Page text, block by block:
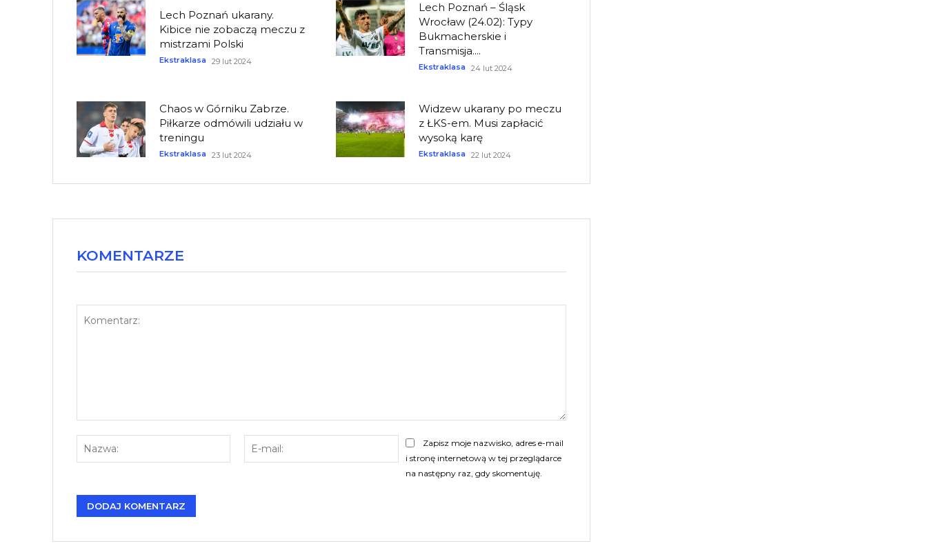
Lech Poznań ukarany.
Kibice nie zobaczą meczu z
mistrzami Polski
Ekstraklasa 29 lut 2024
Lech Poznań – Śląsk
Wrocław (24.02): Typy
Bukmacherskie i
Transmisja....
Ekstraklasa 24 lut 2024
Chaos w Górniku Zabrze.
Piłkarze odmówili udziału w
treningu
Ekstraklasa 23 lut 2024
Widzew ukarany po meczu
z ŁKS-em. Musi zapłacić
wysoką karę
Ekstraklasa 22 lut 2024
KOMENTARZE
E-
mail:
Zapisz moje nazwisko, adres e-mail
i stronę internetową w tej przeglądarce
na następny raz, gdy skomentuję.